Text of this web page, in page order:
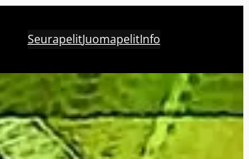
SeurapelitJuomapelitInfo